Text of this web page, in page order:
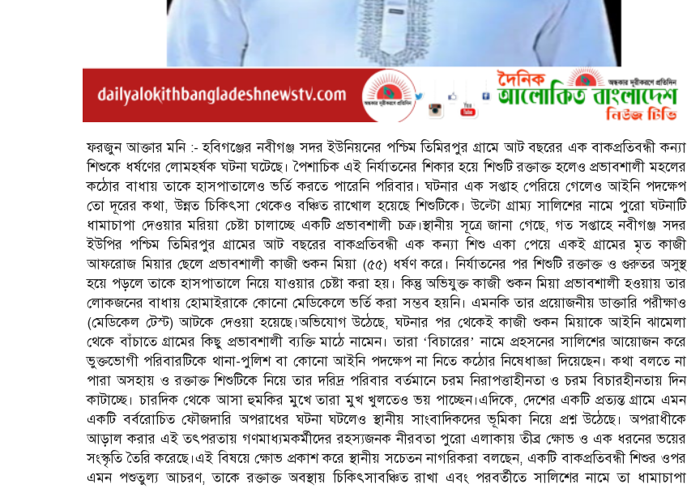
ফরজুন আক্তার মনি :- হবিগঞ্জের নবীগঞ্জ সদর ইউনিয়নের পশ্চিম তিমিরপুর গ্রামে আট বছরের এক বাকপ্রতিবন্ধী কন্যা
শিশুকে ধর্ষণের লোমহর্ষক ঘটনা ঘটেছে। পৈশাচিক এই নির্যাতনের শিকার হয়ে শিশুটি রক্তাক্ত হলেও প্রভাবশালী মহলের
কঠোর বাধায় তাকে হাসপাতালেও ভর্তি করতে পারেনি পরিবার। ঘটনার এক সপ্তাহ পেরিয়ে গেলেও আইনি পদক্ষেপ
তো দূরের কথা, উন্নত চিকিৎসা থেকেও বঞ্চিত রাখােল হয়েছে শিশুটিকে। উল্টো গ্রাম্য সালিশের নামে পুরো ঘটনাটি
ধামাচাপা দেওয়ার মরিয়া চেষ্টা চালাচ্ছে একটি প্রভাবশালী চক্র।স্থানীয় সূত্রে জানা গেছে, গত সপ্তাহে নবীগঞ্জ সদর
ইউপির পশ্চিম তিমিরপুর গ্রামের আট বছরের বাকপ্রতিবন্ধী এক কন্যা শিশু একা পেয়ে একই গ্রামের মৃত কাজী
আফরোজ মিয়ার ছেলে প্রভাবশালী কাজী শুকন মিয়া (৫৫) ধর্ষণ করে। নির্যাতনের পর শিশুটি রক্তাক্ত ও গুরুতর অসুস্থ
হয়ে পড়লে তাকে হাসপাতালে নিয়ে যাওয়ার চেষ্টা করা হয়। কিন্তু অভিযুক্ত কাজী শুকন মিয়া প্রভাবশালী হওয়ায় তার
লোকজনের বাধায় হোমাইরাকে কোনো মেডিকেলে ভর্তি করা সম্ভব হয়নি। এমনকি তার প্রয়োজনীয় ডাক্তারি পরীক্ষাও
(মেডিকেল টেস্ট) আটকে দেওয়া হয়েছে।অভিযোগ উঠেছে, ঘটনার পর থেকেই কাজী শুকন মিয়াকে আইনি ঝামেলা
থেকে বাঁচাতে গ্রামের কিছু প্রভাবশালী ব্যক্তি মাঠে নামেন। তারা ‘বিচারের’ নামে প্রহসনের সালিশের আয়োজন করে
ভুক্তভোগী পরিবারটিকে থানা-পুলিশ বা কোনো আইনি পদক্ষেপ না নিতে কঠোর নিষেধাজ্ঞা দিয়েছেন। কথা বলতে না
পারা অসহায় ও রক্তাক্ত শিশুটিকে নিয়ে তার দরিদ্র পরিবার বর্তমানে চরম নিরাপত্তাহীনতা ও চরম বিচারহীনতায় দিন
কাটাচ্ছে। চারদিক থেকে আসা হুমকির মুখে তারা মুখ খুলতেও ভয় পাচ্ছেন।এদিকে, দেশের একটি প্রত্যন্ত গ্রামে এমন
একটি বর্বরোচিত ফৌজদারি অপরাধের ঘটনা ঘটলেও স্থানীয় সাংবাদিকদের ভূমিকা নিয়ে প্রশ্ন উঠেছে। অপরাধীকে
আড়াল করার এই তৎপরতায় গণমাধ্যমকর্মীদের রহস্যজনক নীরবতা পুরো এলাকায় তীব্র ক্ষোভ ও এক ধরনের ভয়ের
সংস্কৃতি তৈরি করেছে।এই বিষয়ে ক্ষোভ প্রকাশ করে স্থানীয় সচেতন নাগরিকরা বলছেন, একটি বাকপ্রতিবন্ধী শিশুর ওপর
এমন পশুতুল্য আচরণ, তাকে রক্তাক্ত অবস্থায় চিকিৎসাবঞ্চিত রাখা এবং পরবর্তীতে সালিশের নামে তা ধামাচাপা